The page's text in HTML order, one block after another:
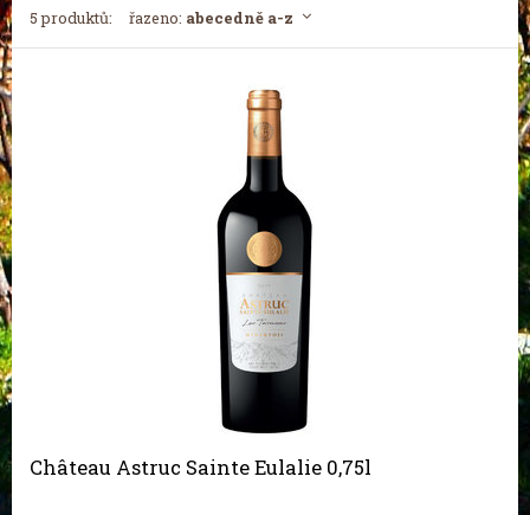
5 produktů: řazeno: abecedně a-z
Château Astruc Sainte Eulalie 0,75l